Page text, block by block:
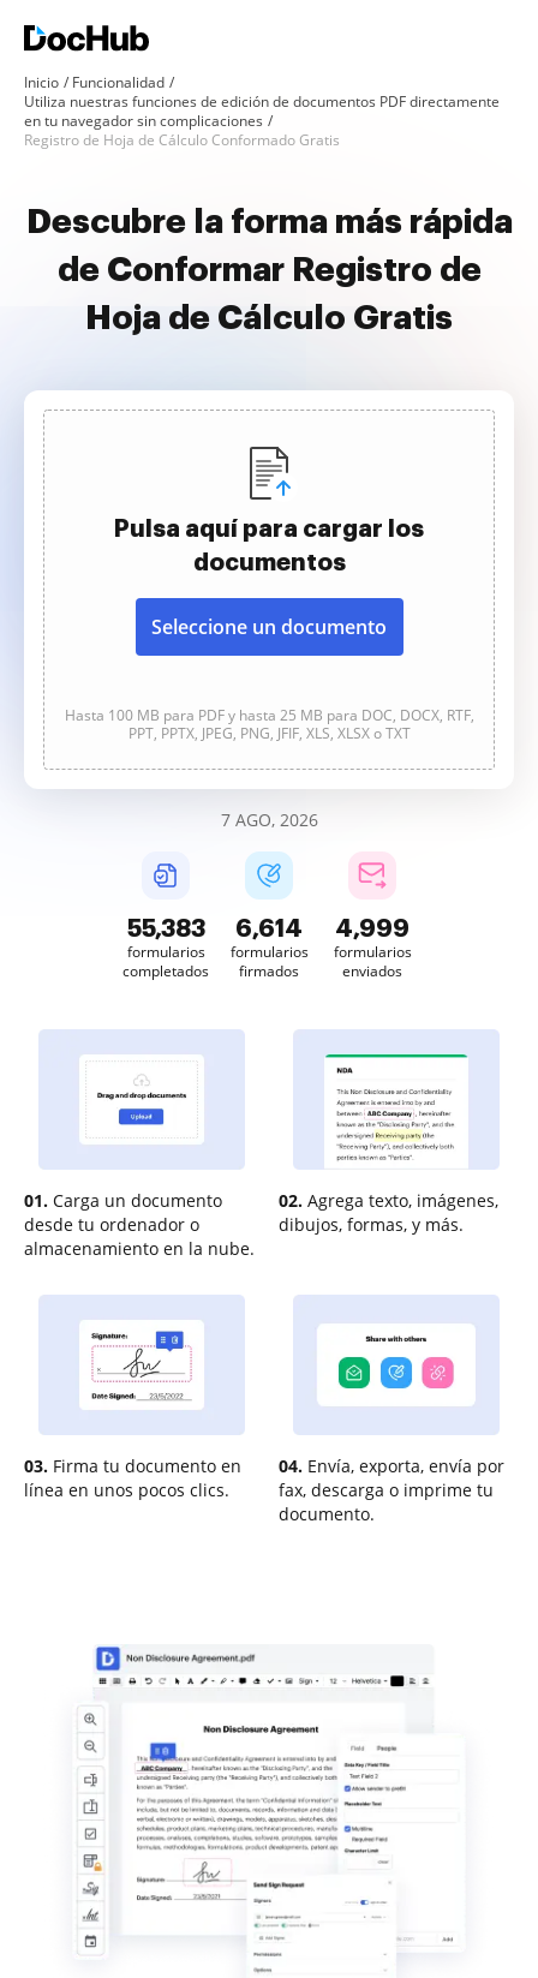
Inicio
Funcionalidad
Utiliza nuestras funciones de edición de documentos PDF directamente
en tu navegador sin complicaciones
Registro de Hoja de Cálculo Conformado Gratis
Descubre la forma más rápida
de Conformar Registro de
Hoja de Cálculo Gratis
Pulsa aquí para cargar los
documentos
Seleccione un documento
Hasta 100 MB para PDF y hasta 25 MB para DOC, DOCX, RTF,
PPT, PPTX, JPEG, PNG, JFIF, XLS, XLSX o TXT
7 AGO, 2026
55,384
formularios
completados
6,614
formularios
firmados
4,999
formularios
enviados
01. Carga un documento
desde tu ordenador o
almacenamiento en la nube.
02. Agrega texto, imágenes,
dibujos, formas, y más.
03. Firma tu documento en
línea en unos pocos clics.
04. Envía, exporta, envía por
fax, descarga o imprime tu
documento.